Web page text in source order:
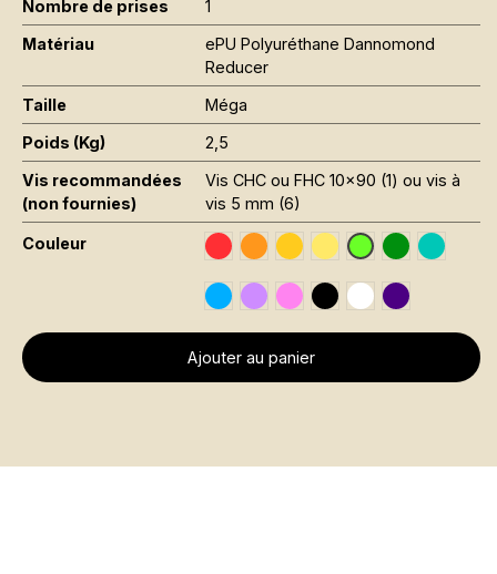
Nombre de prises
1
Matériau
ePU Polyuréthane Dannomond
Reducer
Taille
Méga
Poids (Kg)
2,5
Vis recommandées
(non fournies)
Vis CHC ou FHC 10x90 (1) ou vis à
vis 5 mm (6)
Couleur Traffic Red RAL 3020
Orange Fluo RAL 2005
Traffic Yellow RAL 1023
Jaune Pantone 116C
Vert FluoLeaf Green
Mint
Sky Blue RAL 5015
Signal Violet RAL 4008
Rose Fluo Pantone 806C
Black RAL 9005
Traffic White RAL
Violet US
Ajouter au panier